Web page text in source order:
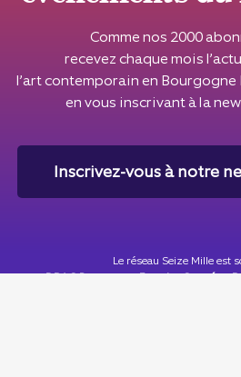
Comme nos 2000
recevez chaque mois
l’art contemporain en Bourgogne
en vous inscrivant à la
Inscrivez-vous à notre
Le réseau Seize Mille est
DRAC Bourgogne Franche-Comté, la